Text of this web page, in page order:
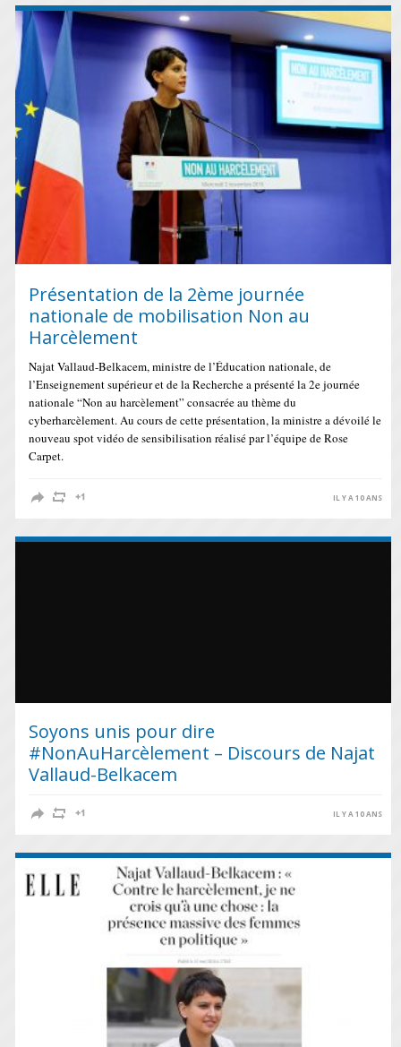
Présentation de la 2ème journée
nationale de mobilisation Non au
Harcèlement
Najat Vallaud-Belkacem, ministre de l’Éducation nationale, de
l’Enseignement supérieur et de la Recherche a présenté la 2e journée
nationale “Non au harcèlement” consacrée au thème du
cyberharcèlement. Au cours de cette présentation, la ministre a dévoilé le
nouveau spot vidéo de sensibilisation réalisé par l’équipe de Rose
Carpet.
IL Y A 10 ANS
Soyons unis pour dire
#NonAuHarcèlement – Discours de Najat
Vallaud-Belkacem
IL Y A 10 ANS